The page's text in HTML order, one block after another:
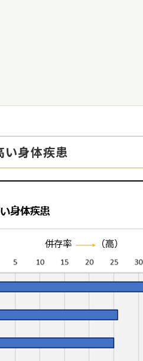
い身体疾患